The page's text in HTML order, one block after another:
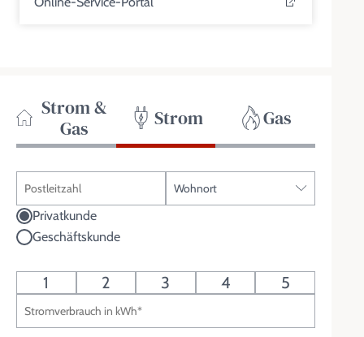
Strom &
Gas
Strom Gas
Bitte wählen Sie Ihren Kundentyp:
Privatkunde
Geschäftskunde
1 2 3 4 5